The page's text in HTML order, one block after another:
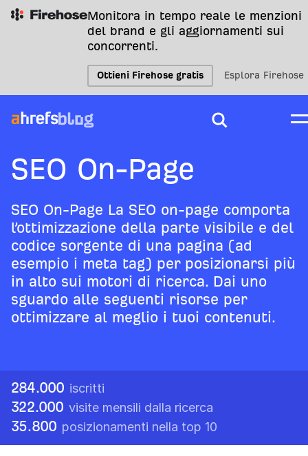
Monitora in tempo reale le menzioni
del brand e gli aggiornamenti sui
concorrenti.
Ottieni Firehose gratis Esplora Firehose
SEO On-Page
SEO On-Page La SEO on-page comporta
l’ottimizzazione della parte visibile e del
codice sorgente di una pagina (ad
esempio i meta tag) per posizionarsi più
in alto sui motori di ricerca. Dai uno
sguardo alle seguenti risorse per
ottimizzare al meglio i tuoi contenuti.
284.000 iscritti
322.000 visite mensili dalla ricerca
35.800 posizionamenti nella top 10